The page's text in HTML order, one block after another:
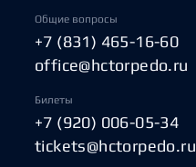
Общие вопросы
+7 (831) 465-16-60
office@hctorpedo.ru
Билеты
+7 (920) 006-05-34
tickets@hctorpedo.ru